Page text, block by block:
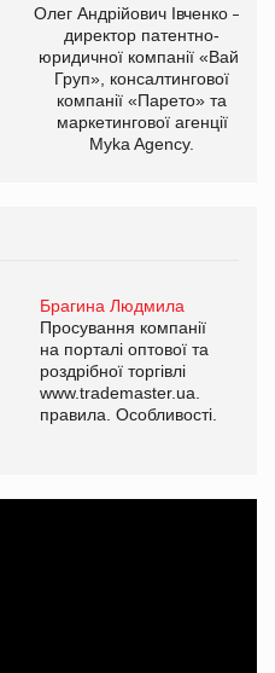
Олег Андрійович Івченко —
директор патентно-
юридичної компанії «Вайз
Груп», консалтингової
компанії «Парето» та
маркетингової агенції
Myka Agency.
Брагина Людмила
Просування компанії
на порталі оптової та
роздрібної торгівлі
www.trademaster.ua.
правила. Особливості.